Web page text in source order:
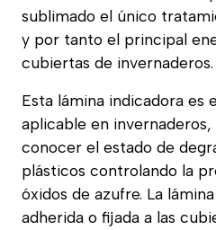
sublimado el único
y por tanto el principal
cubiertas de invernaderos.
Esta lámina indicadora es
aplicable en
conocer el estado de
plásticos controlando la
óxidos de azufre. La
adherida o fijada a las